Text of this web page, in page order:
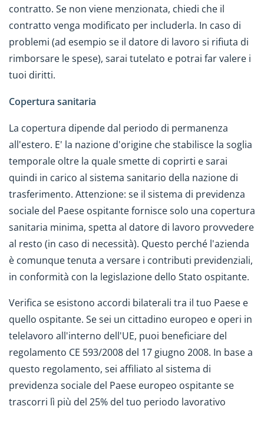
contratto. Se non viene menzionata, chiedi che il
contratto venga modificato per includerla. In caso di
problemi (ad esempio se il datore di lavoro si rifiuta di
rimborsare le spese), sarai tutelato e potrai far valere i
tuoi diritti.
Copertura sanitaria
La copertura dipende dal periodo di permanenza
all'estero. E' la nazione d'origine che stabilisce la soglia
temporale oltre la quale smette di coprirti e sarai
quindi in carico al sistema sanitario della nazione di
trasferimento. Attenzione: se il sistema di previdenza
sociale del Paese ospitante fornisce solo una copertura
sanitaria minima, spetta al datore di lavoro provvedere
al resto (in caso di necessità). Questo perché l'azienda
è comunque tenuta a versare i contributi previdenziali,
in conformità con la legislazione dello Stato ospitante.
Verifica se esistono accordi bilaterali tra il tuo Paese e
quello ospitante. Se sei un cittadino europeo e operi in
telelavoro all'interno dell'UE, puoi beneficiare del
regolamento CE 593/2008 del 17 giugno 2008. In base a
questo regolamento, sei affiliato al sistema di
previdenza sociale del Paese europeo ospitante se
trascorri lì più del 25% del tuo periodo lavorativo